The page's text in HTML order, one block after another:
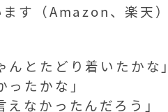
す（Amazon、楽天）
とたどり着いたかな」
たかな」
なかったんだろう」